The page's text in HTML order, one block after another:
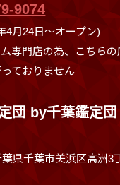
9074
4月24日～オープン)
専門店の為、こちらの
ておりません
団 by千葉鑑定
県千葉市美浜区高洲3